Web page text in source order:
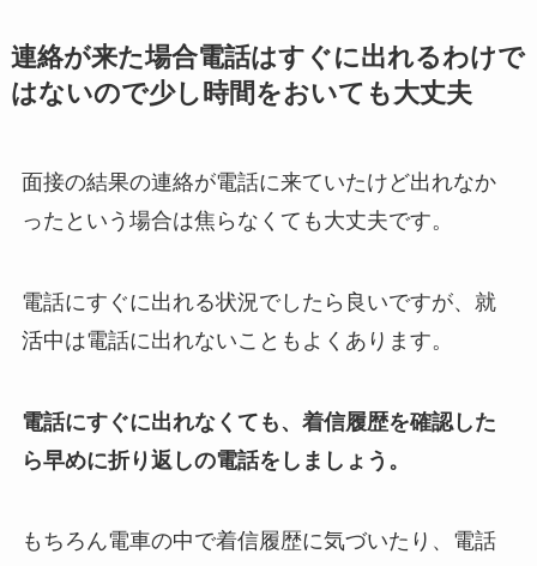
連絡が来た場合電話はすぐに出れるわけで
はないので少し時間をおいても大丈夫
面接の結果の連絡が電話に来ていたけど出れなか
ったという場合は焦らなくても大丈夫です。
電話にすぐに出れる状況でしたら良いですが、就
活中は電話に出れないこともよくあります。
電話にすぐに出れなくても、着信履歴を確認した
ら早めに折り返しの電話をしましょう。
もちろん電車の中で着信履歴に気づいたり、電話